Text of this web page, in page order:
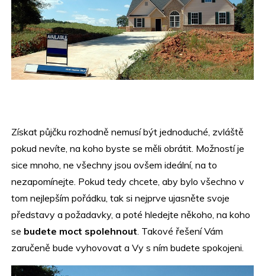
Získat půjčku rozhodně nemusí být jednoduché, zvláště
pokud nevíte, na koho byste se měli obrátit. Možností je
sice mnoho, ne všechny jsou ovšem ideální, na to
nezapomínejte. Pokud tedy chcete, aby bylo všechno v
tom nejlepším pořádku, tak si nejprve ujasněte svoje
představy a požadavky, a poté hledejte někoho, na koho
se budete moct spolehnout . Takové řešení Vám
zaručeně bude vyhovovat a Vy s ním budete spokojeni.